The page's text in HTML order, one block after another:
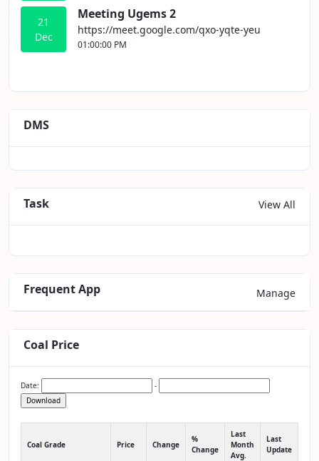
21
Dec
Meeting Ugems 2
https://meet.google.com/qxo-yqte-yeu
01:00:00 PM
DMS
Task View All
Frequent App Manage
Coal Price
Date:
-
Download
Coal Grade Price Change
%
Change
Last
Month
Avg.
Last
Update